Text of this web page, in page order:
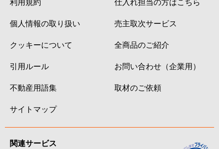
個人情報の取り扱い
クッキーについて
引用ルール
不動産用語集
サイトマップ
売主取次サービス
全商品のご紹介
お問い合わせ（企業用）
取材のご依頼
関連サービス